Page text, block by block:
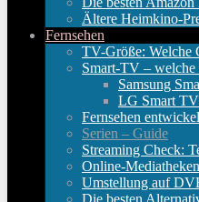
Ältere Heimkino-
Fernsehen
TV-Größe: Welche
Smart-TV – welche
Samsung
LG Smart
Fernsehen
Serien – Guide
Streaming Check:
Online-Mediatheken
Umstellung auf
Die besten